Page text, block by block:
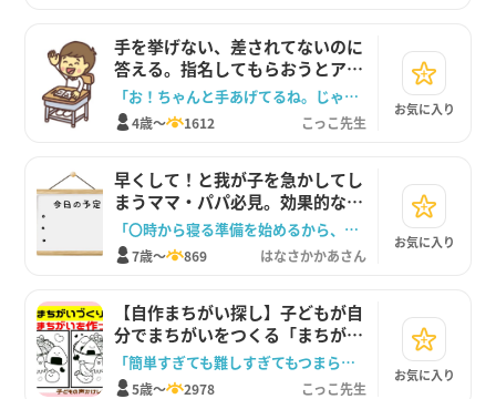
手を挙げない、差されてないのに
答える。指名してもらおうとアピ
ールしまくる子への対応法
「お！ちゃんと手あげてるね。じゃあさしてあげよう！」
4歳～ 1612 こっこ先生
お気に入り
早くして！と我が子を急かしてし
まうママ・パパ必見。効果的な見
通しと場面切り替えのコツ
「〇時から寝る準備を始めるから、〇時までに片づけをしよう」
7歳～ 869 はなさかかあさん
お気に入り
【自作まちがい探し】子どもが自
分でまちがいをつくる「まちがい
作り」
「簡単すぎても難しすぎてもつまらないし、ちょうどいいのにしてくれたら嬉しいなぁ」
5歳～ 2978 こっこ先生
お気に入り